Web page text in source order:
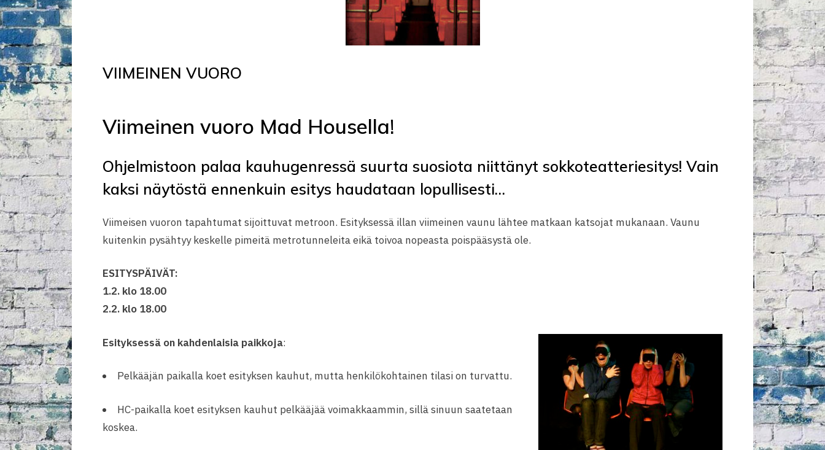
VIIMEINEN VUORO
Viimeinen vuoro Mad Housella!
Ohjelmistoon palaa kauhugenressä suurta suosiota niittänyt sokkoteatteriesitys! Vain
kaksi näytöstä ennenkuin esitys haudataan lopullisesti…
Viimeisen vuoron tapahtumat sijoittuvat metroon. Esityksessä illan viimeinen vaunu lähtee matkaan katsojat mukanaan. Vaunu
kuitenkin pysähtyy keskelle pimeitä metrotunneleita eikä toivoa nopeasta poispääsystä ole.
ESITYSPÄIVÄT:
1.2. klo 18.00
2.2. klo 18.00
Esityksessä on kahdenlaisia paikkoja:
Pelkääjän paikalla koet esityksen kauhut, mutta henkilökohtainen tilasi on turvattu.
HC-paikalla koet esityksen kauhut pelkääjää voimakkaammin, sillä sinuun saatetaan
koskea.